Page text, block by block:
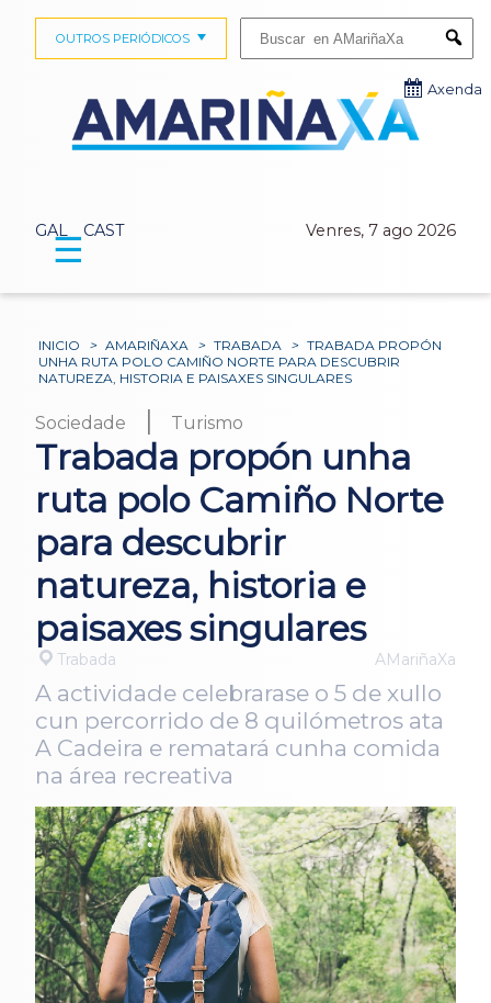
GAL CAST Venres, 7 ago 2026
OUTROS PERIÓDICOS
Axenda
☰
INICIO > AMARIÑAXA > TRABADA > TRABADA PROPÓN
UNHA RUTA POLO CAMIÑO NORTE PARA DESCUBRIR
NATUREZA, HISTORIA E PAISAXES SINGULARES
Sociedade | Turismo
Trabada propón unha
ruta polo Camiño Norte
para descubrir
natureza, historia e
paisaxes singulares
Trabada AMariñaXa
A actividade celebrarase o 5 de xullo
cun percorrido de 8 quilómetros ata
A Cadeira e rematará cunha comida
na área recreativa